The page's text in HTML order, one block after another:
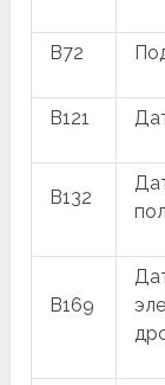
B72
B121
B132
B169